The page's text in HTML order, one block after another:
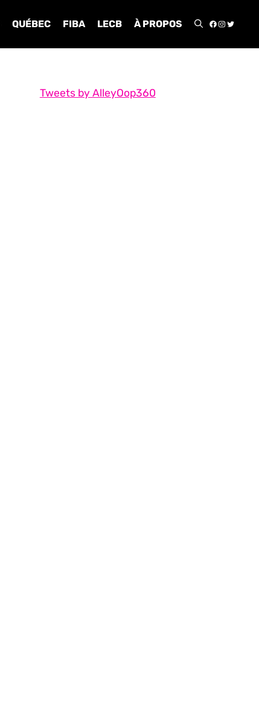
QUÉBEC FIBA LECB À PROPOS
Tweets by AlleyOop360